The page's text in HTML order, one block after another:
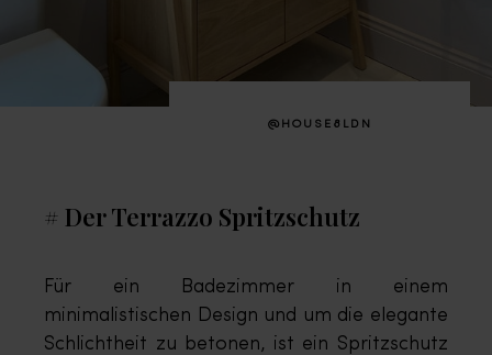
@HOUSE8LDN
# Der Terrazzo Spritzschutz
Für ein Badezimmer in einem
minimalistischen Design und um die elegante
Schlichtheit zu betonen, ist ein Spritzschutz